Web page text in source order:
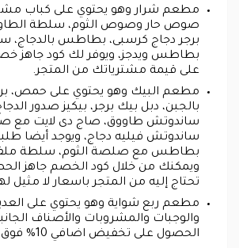
مطعم شرار وهو يحتوي على كباب
صوص حار وصوص الثوم، سلطة
برجر دجاج كرسبى، بطاطس بالدجاج،
بطاطس ويدجز، ويوفر لك كود جاهز
على قيمة مشترياتك من المتجر.
مطعم البيك وهو يحتوي على حمص،
بالجبن، دبل بيك برجر، بيكيز صدور
ساندوتش طاووق، صاج دى لايت مع
ساندوتش فيليه دجاج، ويوجد أيضا
بطاطس مع صلصة الثوم، سلطة
ويمكنك من خلال كود الخصم جاهز
تحتاج إليه من المتجر باسعار لا مثيل
مطعم ربع شواية وهو يحتوي على
والوجبات والمشروبات والأصناف
الحصول على تخفيض اضافي 10% فوق الخصم الحالي.